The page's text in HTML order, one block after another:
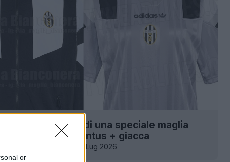
or
una filtrazione di una speciale maglia
26-27 della Juventus + giacca
12 Lug 2026